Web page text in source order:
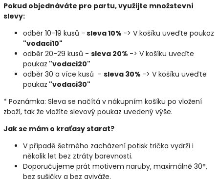
Pokud objednáváte pro partu, využijte množstevní
slevy:
odběr 10-19 kusů - sleva 10% -> V košíku uveďte poukaz
"vodaci10"
odběr 20-29 kusů - sleva 20% -> V košíku uveďte
poukaz "vodaci20"
odběr 30 a více kusů - sleva 30% -> V košíku uveďte
poukaz "vodaci30"
* Poznámka: Sleva se načítá v nákupním košíku po vložení
zboží, tak že vložíte slevový poukaz uvedený výše.
Jak se mám o kraťasy starat?
V případě šetrného zacházení potisk trička vydrží i
několik let bez ztráty barevnosti.
Doporučujeme prát motivem naruby, maximálně 30°,
bez sušičky a bez aviváže.